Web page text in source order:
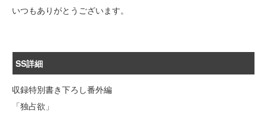
いつもありがとうございます。
SS詳細
収録特別書き下ろし番外編
「独占欲」